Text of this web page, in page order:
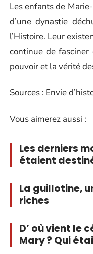
Les enfants de
d’une dynastie
l’Histoire. Leur
continue de
pouvoir et la vérité
Sources : Envie
Vous aimerez aussi :
Les derniers
étaient
La guillotine,
riches
D’ où vient le
Mary ? Qui